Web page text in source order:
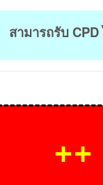
สามารถรับ CPD
++